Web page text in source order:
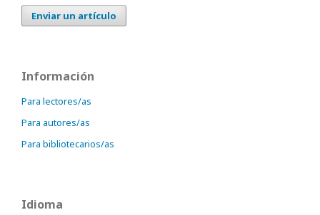
Enviar un artículo
Información
Para lectores/as
Para autores/as
Para bibliotecarios/as
Idioma